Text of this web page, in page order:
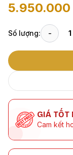
5.950.000
Số lượng: - 1
GIÁ TỐT
Cam kết